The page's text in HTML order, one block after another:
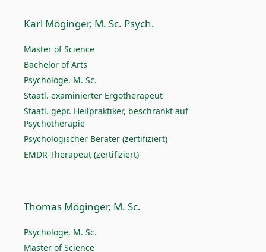
Karl Möginger, M. Sc. Psych.
Master of Science
Bachelor of Arts
Psychologe, M. Sc.
Staatl. examinierter Ergotherapeut
Staatl. gepr. Heilpraktiker, beschränkt auf
Psychotherapie
Psychologischer Berater (zertifiziert)
EMDR-Therapeut (zertifiziert)
Thomas Möginger, M. Sc.
Psychologe, M. Sc.
Master of Science